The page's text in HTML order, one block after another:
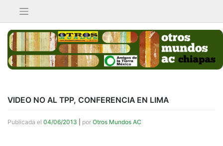
contenido
VIDEO NO AL TPP, CONFERENCIA EN LIMA
Publicada el 04/06/2013 por Otros Mundos AC